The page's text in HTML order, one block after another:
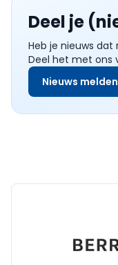
Deel je
Heb je nieuws
Deel het met ons
Nieuws melden